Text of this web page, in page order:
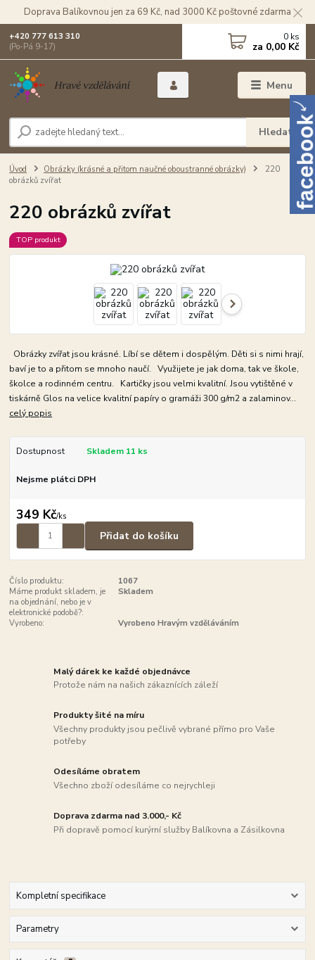
Doprava Balíkovnou jen za 69 Kč, nad 3000 Kč poštovné zdarma
Menu
Hledat
+420 777 613 310
(Po-Pá 9-17)
0 ks
za 0,00 Kč
Úvod Obrázky (krásné a přitom naučné oboustranné obrázky)
220
obrázků zvířat
220 obrázků zvířat
TOP produkt
Obrázky zvířat jsou krásné. Líbí se dětem i dospělým. Děti si s nimi hrají,
baví je to a přitom se mnoho naučí. Využijete je jak doma, tak ve škole,
školce a rodinném centru. Kartičky jsou velmi kvalitní. Jsou vytištěné v
tiskárně Glos na velice kvalitní papíry o gramáži 300 g/m2 a zalaminov...
celý popis
Dostupnost Skladem 11 ks
Nejsme plátci DPH
349 Kč/ks
Přidat do košíku
Číslo produktu:
1067
Máme produkt skladem, je
na objednání, nebo je v
elektronické podobě?:
Skladem
Vyrobeno: Vyrobeno Hravým vzděláváním
Malý dárek ke každé objednávce
Protože nám na našich zákaznících záleží
Produkty šité na míru
Všechny produkty jsou pečlivě vybrané přímo pro Vaše
potřeby
Odesíláme obratem
Všechno zboží odesíláme co nejrychleji
Doprava zdarma nad 3.000,- Kč
Při dopravě pomocí kurýrní služby Balíkovna a Zásilkovna
Kompletní specifikace
Parametry